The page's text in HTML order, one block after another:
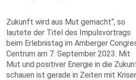
Zukunft wird aus Mut gemacht“, so
lautete der Titel des Impulsvortrags
beim Erlebnistag im Amberger
Centrum am 7. September 2023. Mit
Mut und positiver Energie in die
schauen ist gerade in Zeiten mit